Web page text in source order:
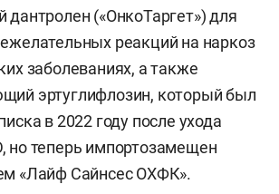
дантролен («ОнкоТаргет») для
реакций на наркоз
заболеваниях, а также
эртуглифлозин, который был
в 2022 году после ухода
но теперь импортозамещен
«Лайф Сайнсес ОХФК».